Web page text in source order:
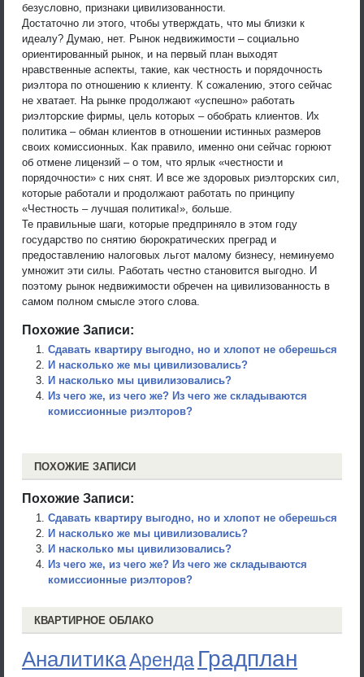
безусловно, признаки цивилизованности.
Достаточно ли этого, чтобы утверждать, что мы близки к
идеалу? Думаю, нет. Рынок недвижимости – социально
ориентированный рынок, и на первый план выходят
нравственные аспекты, такие, как честность и порядочность
риэлтора по отношению к клиенту. К сожалению, этого сейчас
не хватает. На рынке продолжают «успешно» работать
риэлторские фирмы, цель которых – обобрать клиентов. Их
политика – обман клиентов в отношении истинных размеров
своих комиссионных. Как правило, именно они сейчас горюют
об отмене лицензий – о том, что ярлык «честности и
порядочности» с них снят. И все же здоровых риэлторских сил,
которые работали и продолжают работать по принципу
«Честность – лучшая политика!», больше.
Те правильные шаги, которые предприняло в этом году
государство по снятию бюрократических преград и
предоставлению налоговых льгот малому бизнесу, неминуемо
умножит эти силы. Работать честно становится выгодно. И
поэтому рынок недвижимости обречен на цивилизованность в
самом полном смысле этого слова.
Похожие Записи:
Сдавать квартиру выгодно, но и хлопот не оберешься
И насколько же мы цивилизовались?
И насколько мы цивилизовались?
Из чего же, из чего же? Из чего же складываются
комиссионные риэлторов?
ПОХОЖИЕ ЗАПИСИ
Похожие Записи:
Сдавать квартиру выгодно, но и хлопот не оберешься
И насколько же мы цивилизовались?
И насколько мы цивилизовались?
Из чего же, из чего же? Из чего же складываются
комиссионные риэлторов?
КВАРТИРНОЕ ОБЛАКО
АналитикаАренда Градплан